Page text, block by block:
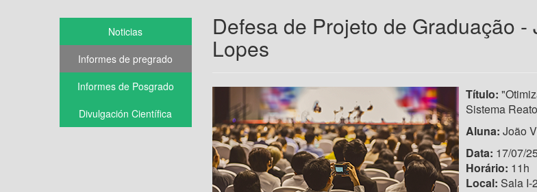
Noticias
Informes de pregrado
Informes de Posgrado
Divulgación Científica
Defesa de Projeto de Graduação
Lopes
Título:
Sistema
Aluna: João
Data: 17/07/
Horário: 11h
Local: Sala I-